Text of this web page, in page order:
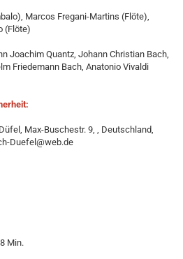
Marcos Fregani-Martins (Flöte),
(Flöte)
Joachim Quantz, Johann Christian Bach,
Friedemann Bach, Anatonio Vivaldi
Max-Buschestr. 9, , Deutschland,
Duefel@web.de
Min.